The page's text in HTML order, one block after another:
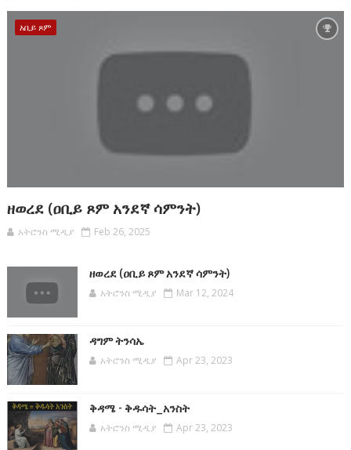
አቢይ ጾም
ዘወረደ (ዐቢይ ጾም አንደኛ ሳምንት)
አትሮንስ ሚዲያ Feb 26, 2025
ዘወረደ (ዐቢይ ጾም አንደኛ ሳምንት)
አትሮንስ ሚዲያ
Mar 12, 2024
ዳግም ትንሳኤ
አትሮንስ ሚዲያ
Apr 23, 2023
ቅዳሜ - ቅዱሳት_አንስት
አትሮንስ ሚዲያ
Apr 23, 2023